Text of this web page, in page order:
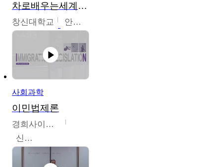
차로배우는세계문화
창신대학교 안소영
사회과학
이민법제론
경희사이버대학교
신광수